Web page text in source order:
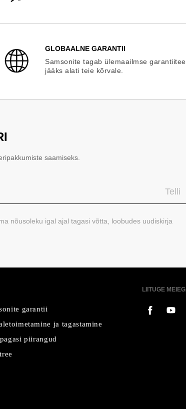
GLOBAALNE GARANTII
Samsonite tagab ülemaailmse
jääks alati teie kõrvale.
saamiseks.
Telli
nõusoleku igal ajal tagasi võtta, loobudes uudiskirja
garantii
ja tagastamine
piirangud
LIITUGE